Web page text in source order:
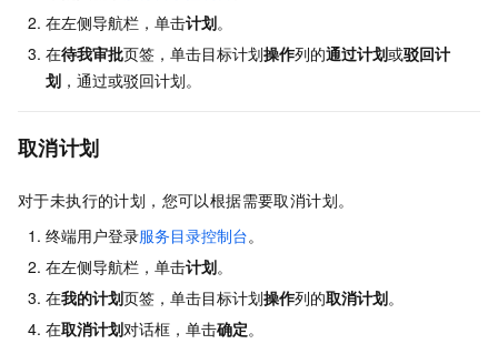
在左侧导航栏，单击计划。
在待我审批页签，单击目标计划操作列的通过计划或驳回计
划 ，通过或驳回计划。
取消计划
对于未执行的计划，您可以根据需要取消计划。
终端用户登录服务目录控制台。
在左侧导航栏，单击计划。
在我的计划页签，单击目标计划操作列的取消计划。
在取消计划对话框，单击确定。